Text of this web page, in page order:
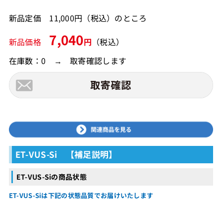
新品定価 11,000円（税込）のところ
新品価格 7,040円 （税込）
在庫数：0 → 取寄確認します
ET-VUS-Si 【補足説明】
ET-VUS-Siの商品状態
ET-VUS-Siは下記の状態品質でお届けいたします